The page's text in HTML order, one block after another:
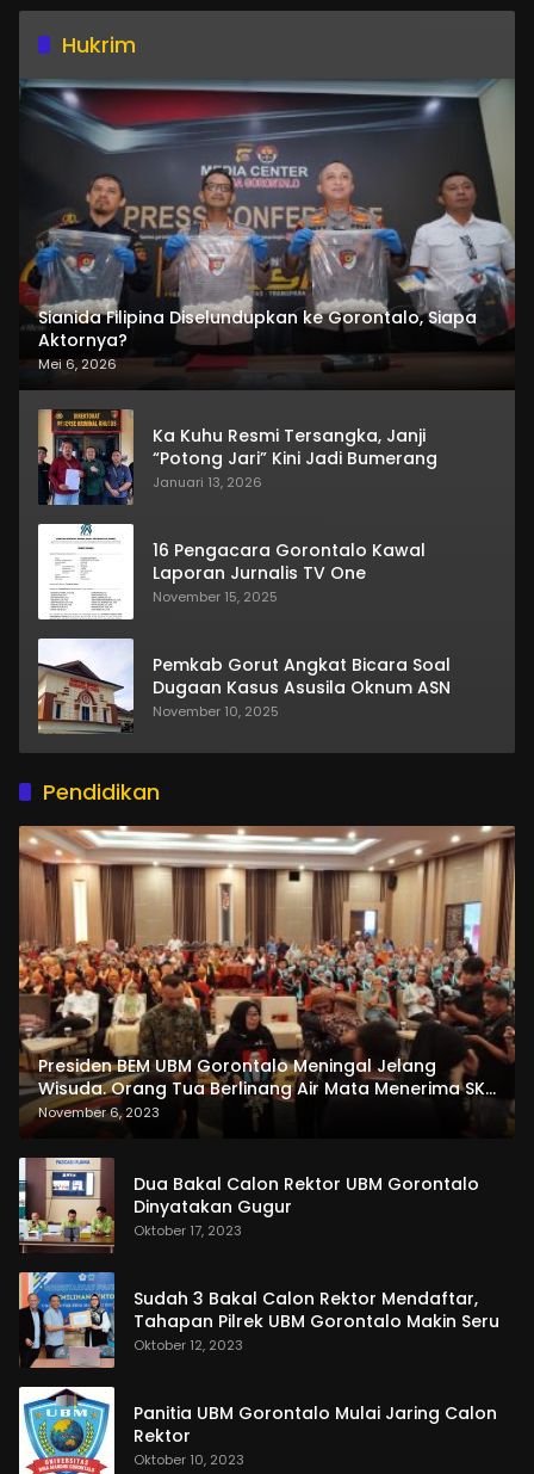
Hukrim
Sianida Filipina Diselundupkan ke Gorontalo, Siapa
Aktornya?
Mei 6, 2026
Ka Kuhu Resmi Tersangka, Janji
“Potong Jari” Kini Jadi Bumerang
Januari 13, 2026
16 Pengacara Gorontalo Kawal
Laporan Jurnalis TV One
November 15, 2025
Pemkab Gorut Angkat Bicara Soal
Dugaan Kasus Asusila Oknum ASN
November 10, 2025
Pendidikan
Presiden BEM UBM Gorontalo Meningal Jelang
Wisuda. Orang Tua Berlinang Air Mata Menerima SKL
dan Pemasangan Salempang
November 6, 2023
Dua Bakal Calon Rektor UBM Gorontalo
Dinyatakan Gugur
Oktober 17, 2023
Sudah 3 Bakal Calon Rektor Mendaftar,
Tahapan Pilrek UBM Gorontalo Makin Seru
Oktober 12, 2023
Panitia UBM Gorontalo Mulai Jaring Calon
Rektor
Oktober 10, 2023